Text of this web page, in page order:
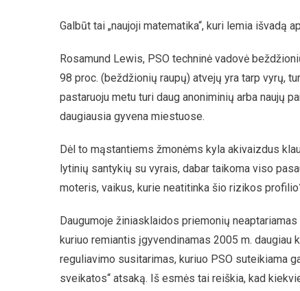
Galbūt tai „naujoji matematika“, kuri lemia išvadą
Rosamund Lewis, PSO techninė vadovė
98 proc. (beždžionių raupų) atvejų yra tarp vyrų,
pastaruoju metu turi daug anoniminių arba naujų
daugiausia gyvena miestuose.
Dėl to mąstantiems žmonėms kyla akivaizdus
lytinių santykių su vyrais, dabar taikoma viso
moteris, vaikus, kurie neatitinka šio rizikos
Daugumoje žiniasklaidos priemonių
kuriuo remiantis įgyvendinamas 2005 m.
reguliavimo susitarimas, kuriuo PSO suteikiama
sveikatos“ atsaką. Iš esmės tai reiškia, kad